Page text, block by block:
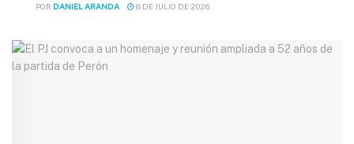
POR DANIEL ARANDA 8 DE JULIO DE 2026